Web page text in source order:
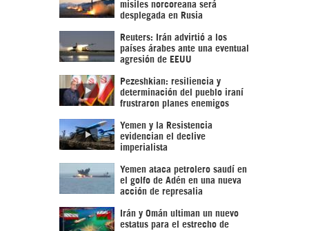
misiles norcoreana será
desplegada en Rusia
Reuters: Irán advirtió a los
países árabes ante una eventual
agresión de EEUU
Pezeshkian: resiliencia y
determinación del pueblo iraní
frustraron planes enemigos
Yemen y la Resistencia
evidencian el declive
imperialista
Yemen ataca petrolero saudí en
el golfo de Adén en una nueva
acción de represalia
Irán y Omán ultiman un nuevo
estatus para el estrecho de